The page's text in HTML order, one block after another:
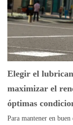
Elegir el
maximizar el
óptimas
Para mantener en